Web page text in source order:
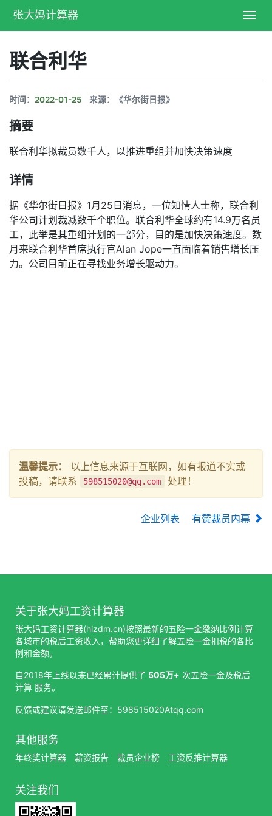
张大妈计算器
联合利华
时间： 2022-01-25 来源：《华尔街日报》
摘要
联合利华拟裁员数千人，以推进重组并加快决策速度
详情
据《华尔街日报》1月25日消息，一位知情人士称，联合利
华公司计划裁减数千个职位。联合利华全球约有14.9万名员
工，此举是其重组计划的一部分，目的是加快决策速度。数
月来联合利华首席执行官Alan Jope一直面临着销售增长压
力。公司目前正在寻找业务增长驱动力。
温馨提示：
以上信息来源于互联网，如有报道不实或
投稿，请联系
598515020@qq.com 处理！
企业列表 有赞裁员内幕
关于张大妈工资计算器
张大妈工资计算器(hizdm.cn)按照最新的五险一金缴纳比例计算
各城市的税后工资收入，帮助您更详细了解五险一金扣税的各比
例和金额。
自2018年上线以来已经累计提供了 505万+ 次五险一金及税后
计算 服务。
反馈或建议请发送邮件至：598515020Atqq.com
其他服务
年终奖计算器 薪资报告 裁员企业榜 工资反推计算器
关注我们